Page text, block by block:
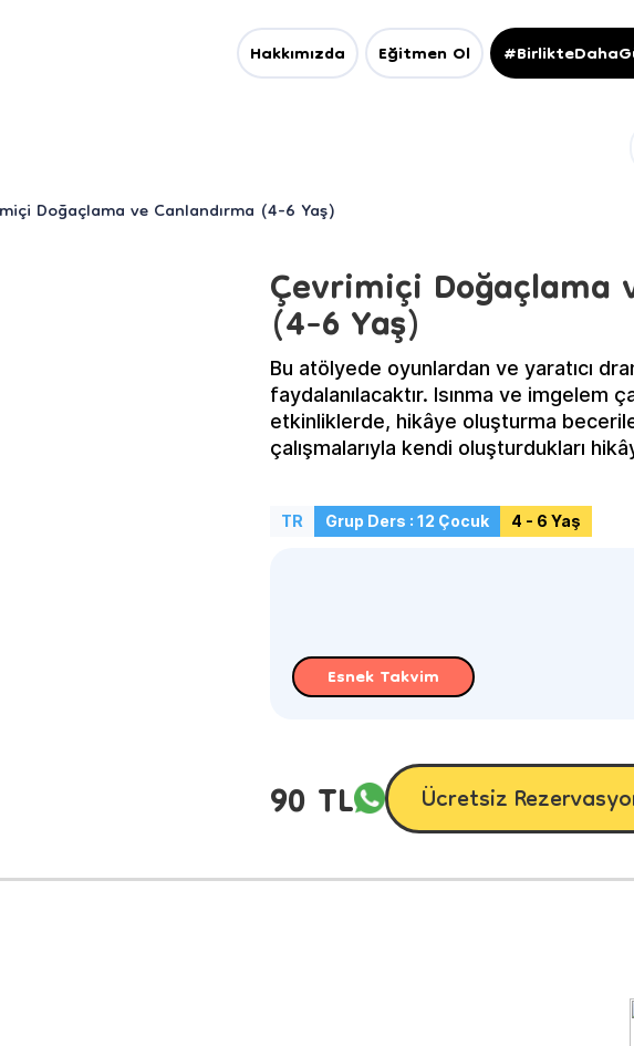
Hakkımızda Eğitmen Ol
Doğaçlama ve Canlandırma (4-6 Yaş)
Çevrimiçi Doğaçlama
(4-6 Yaş)
Bu atölyede oyunlardan ve yaratıcı
faydalanılacaktır. Isınma ve imgelem
etkinliklerde, hikâye oluşturma
çalışmalarıyla kendi oluşturdukları
TR Grup Ders : 12 Çocuk 4 - 6 Yaş
Esnek Takvim
90 TL Ücretsiz